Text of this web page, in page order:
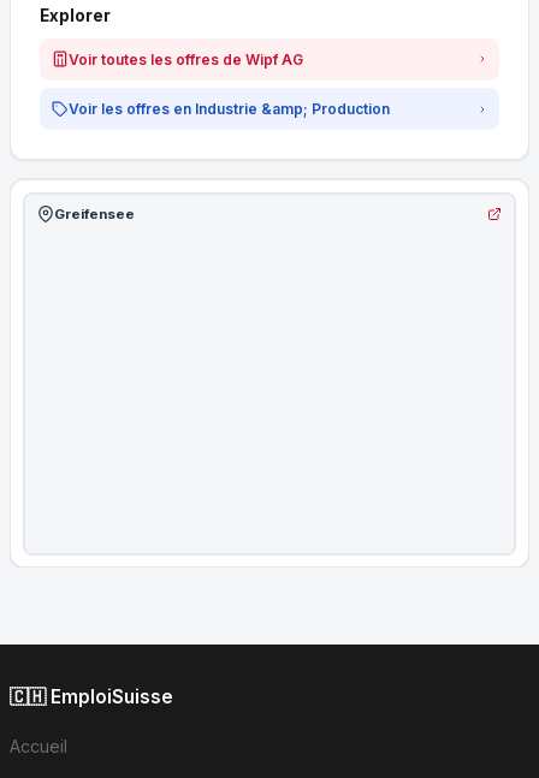
Explorer
Voir toutes les offres de Wipf AG
Voir les offres en Industrie &amp; Production
Greifensee
🇨🇭 EmploiSuisse
Accueil